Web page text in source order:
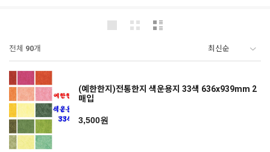
전체 90개
(예한한지)전통한지 색운용지 33색 636x939mm 2
매입
3,500원